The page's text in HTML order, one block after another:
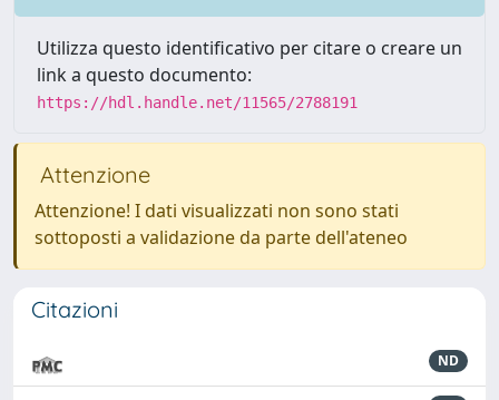
Utilizza questo identificativo per citare o creare un
link a questo documento:
https://hdl.handle.net/11565/2788191
Attenzione
Attenzione! I dati visualizzati non sono stati
sottoposti a validazione da parte dell'ateneo
Citazioni
ND